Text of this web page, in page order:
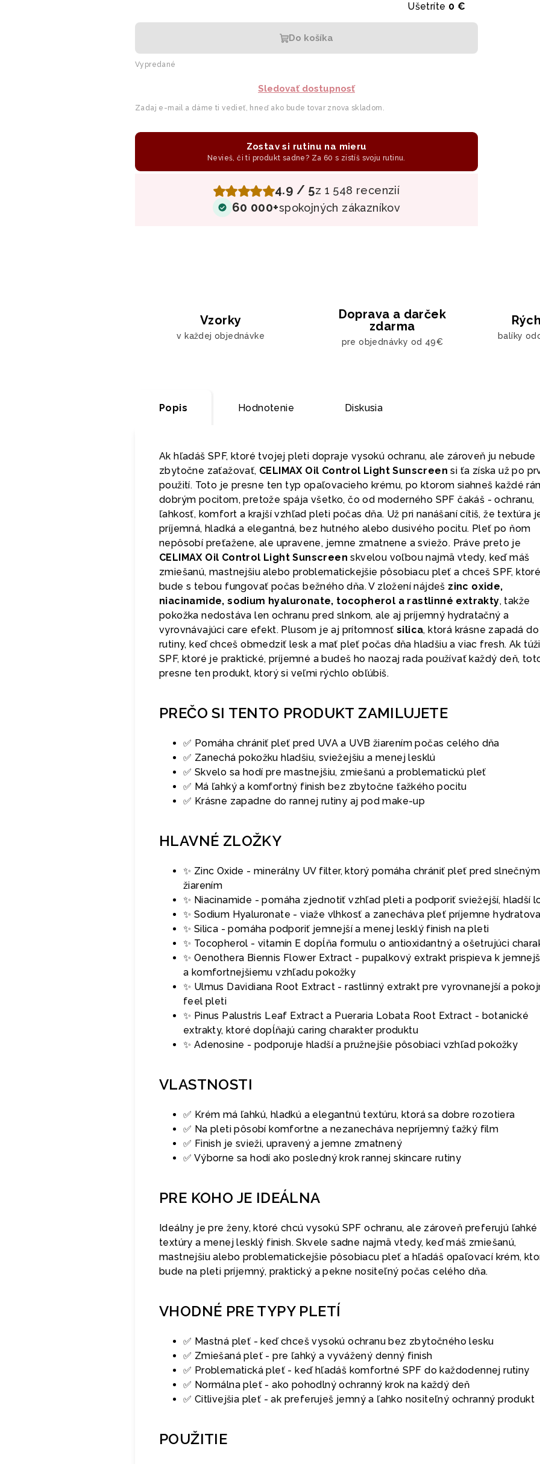
Ušetríte 0 €
Do košíka
Vypredané
Sledovať dostupnosť
Zadaj e-mail a dáme ti vedieť, hneď ako bude tovar znova skladom.
Zostav si rutinu na mieru
Nevieš, či ti produkt sadne? Za 60 s zistíš svoju rutinu.
4.9 / 5z 1 548 recenzií
60 000+spokojných zákazníkov
Vzorky
v každej objednávke
Doprava a darček
zdarma
pre objednávky od 49€
balíky
Popis Hodnotenie Diskusia
Ak hľadáš SPF, ktoré tvojej pleti dopraje vysokú ochranu, ale zároveň ju nebude
zbytočne zaťažovať, CELIMAX Oil Control Light Sunscreen si ťa získa už po
použití. Toto je presne ten typ opaľovacieho krému, po ktorom siahneš každé
dobrým pocitom, pretože spája všetko, čo od moderného SPF čakáš - ochranu,
ľahkosť, komfort a krajší vzhľad pleti počas dňa. Už pri nanášaní cítiš, že textúra
príjemná, hladká a elegantná, bez hutného alebo dusivého pocitu. Pleť po ňom
nepôsobí preťažene, ale upravene, jemne zmatnene a sviežo. Práve preto je
CELIMAX Oil Control Light Sunscreen skvelou voľbou najmä vtedy, keď máš
zmiešanú, mastnejšiu alebo problematickejšie pôsobiacu pleť a chceš SPF,
bude s tebou fungovať počas bežného dňa. V zložení nájdeš zinc oxide,
niacinamide, sodium hyaluronate, tocopherol a rastlinné extrakty, takže
pokožka nedostáva len ochranu pred slnkom, ale aj príjemný hydratačný a
vyrovnávajúci care efekt. Plusom je aj prítomnosť silica, ktorá krásne zapadá do
rutiny, keď chceš obmedziť lesk a mať pleť počas dňa hladšiu a viac fresh. Ak
SPF, ktoré je praktické, príjemné a budeš ho naozaj rada používať každý deň,
presne ten produkt, ktorý si veľmi rýchlo obľúbiš.
PREČO SI TENTO PRODUKT ZAMILUJETE
✅ Pomáha chrániť pleť pred UVA a UVB žiarením počas celého dňa
✅ Zanechá pokožku hladšiu, sviežejšiu a menej lesklú
✅ Skvelo sa hodí pre mastnejšiu, zmiešanú a problematickú pleť
✅ Má ľahký a komfortný finish bez zbytočne ťažkého pocitu
✅ Krásne zapadne do rannej rutiny aj pod make-up
HLAVNÉ ZLOŽKY
✨ Zinc Oxide - minerálny UV filter, ktorý pomáha chrániť pleť pred slnečným
žiarením
✨ Niacinamide - pomáha zjednotiť vzhľad pleti a podporiť sviežejší, hladší
✨ Sodium Hyaluronate - viaže vlhkosť a zanecháva pleť príjemne
✨ Silica - pomáha podporiť jemnejší a menej lesklý finish na pleti
✨ Tocopherol - vitamín E dopĺňa formulu o antioxidantný a ošetrujúci
✨ Oenothera Biennis Flower Extract - pupalkový extrakt prispieva k
a komfortnejšiemu vzhľadu pokožky
✨ Ulmus Davidiana Root Extract - rastlinný extrakt pre vyrovnanejší a
feel pleti
✨ Pinus Palustris Leaf Extract a Pueraria Lobata Root Extract - botanické
extrakty, ktoré dopĺňajú caring charakter produktu
✨ Adenosine - podporuje hladší a pružnejšie pôsobiaci vzhľad pokožky
VLASTNOSTI
✅ Krém má ľahkú, hladkú a elegantnú textúru, ktorá sa dobre rozotiera
✅ Na pleti pôsobí komfortne a nezanecháva nepríjemný ťažký film
✅ Finish je svieži, upravený a jemne zmatnený
✅ Výborne sa hodí ako posledný krok rannej skincare rutiny
PRE KOHO JE IDEÁLNA
Ideálny je pre ženy, ktoré chcú vysokú SPF ochranu, ale zároveň preferujú ľahké
textúry a menej lesklý finish. Skvele sadne najmä vtedy, keď máš zmiešanú,
mastnejšiu alebo problematickejšie pôsobiacu pleť a hľadáš opaľovací krém,
bude na pleti príjemný, praktický a pekne nositeľný počas celého dňa.
VHODNÉ PRE TYPY PLETÍ
✅ Mastná pleť - keď chceš vysokú ochranu bez zbytočného lesku
✅ Zmiešaná pleť - pre ľahký a vyvážený denný finish
✅ Problematická pleť - keď hľadáš komfortné SPF do každodennej rutiny
✅ Normálna pleť - ako pohodlný ochranný krok na každý deň
✅ Citlivejšia pleť - ak preferuješ jemný a ľahko nositeľný ochranný produkt
POUŽITIE